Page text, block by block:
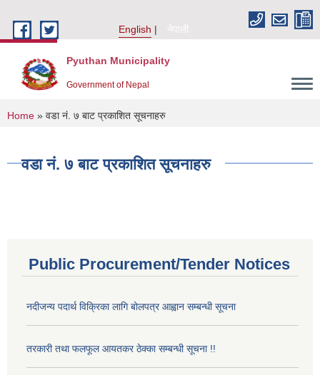
English
नेपाली
Pyuthan Municipality
Government of Nepal
You are here
Home » वडा नं. ७ बाट प्रकाशित सूचनाहरु
वडा नं. ७ बाट प्रकाशित सूचनाहरु
Public Procurement/Tender Notices
नदीजन्य पदार्थ विक्रिका लागि बोलपत्र आह्वान सम्बन्धी सूचना
तरकारी तथा फलफूल आयतकर ठेक्का सम्बन्धी सूचना !!